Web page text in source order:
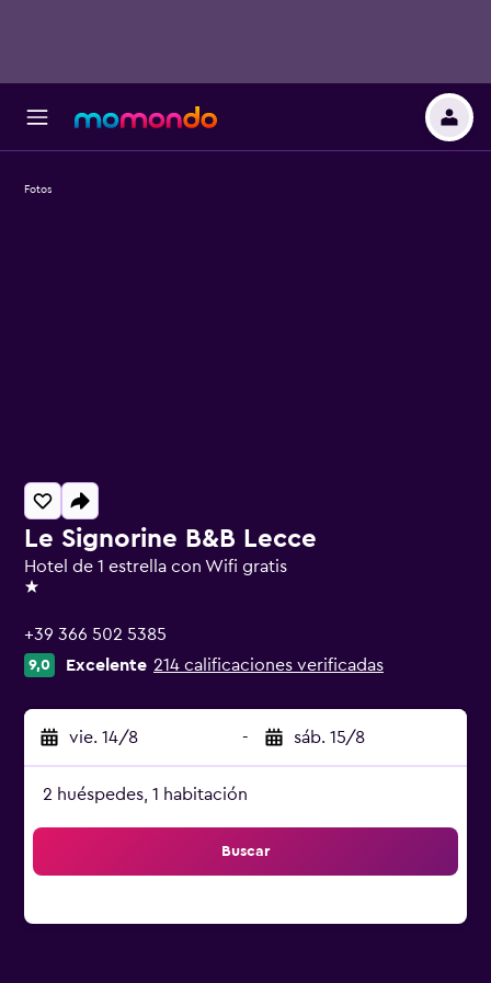
Le Signorine B&B Lecce
Hotel de 1 estrella con Wifi gratis
1 estrella
+39 366 502 5385
9,0 Excelente 214 calificaciones verificadas
vie. 14/8 - sáb. 15/8
2 huéspedes, 1 habitación
Buscar
Fotos